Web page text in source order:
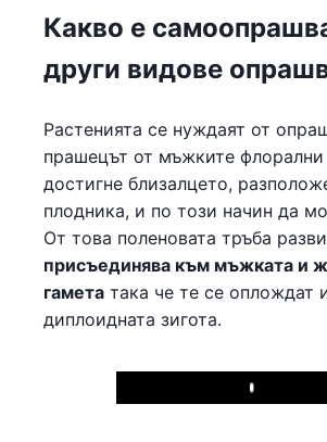
Какво е
други видове
Растенията се нуждаят от
прашецът от мъжките
достигне близалцето,
плодника, и по този начин да
От това поленовата тръба
присъединява към мъжката и
гамета така че те се оплождат
диплоидната зигота.
Play